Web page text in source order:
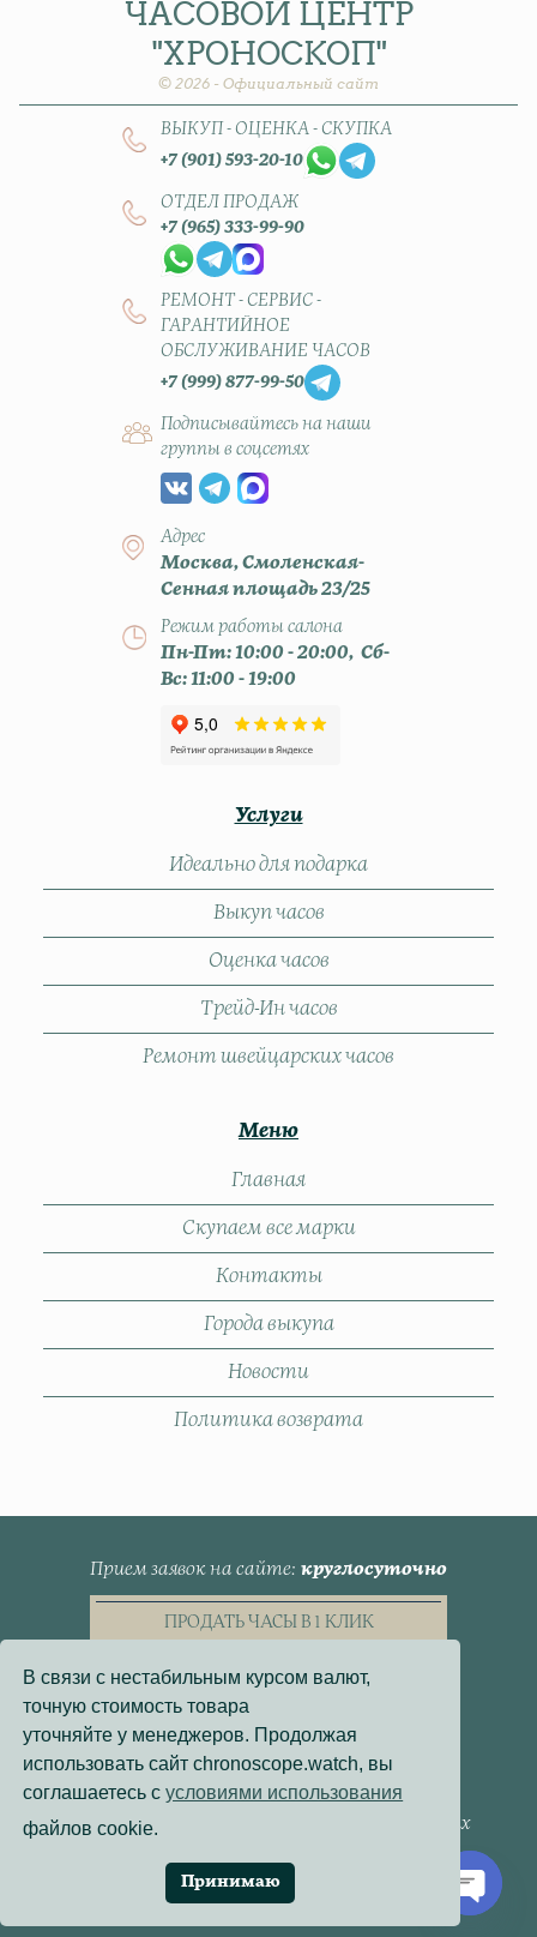
ЧАСОВОЙ ЦЕНТР
"ХРОНОСКОП"
© 2026 - Официальный сайт
ВЫКУП - ОЦЕНКА - СКУПКА
+7 (901) 593-20-10
ОТДЕЛ ПРОДАЖ
+7 (965) 333-99-90
РЕМОНТ - СЕРВИС -
ГАРАНТИЙНОЕ
ОБСЛУЖИВАНИЕ ЧАСОВ
+7 (999) 877-99-50
Подписывайтесь на наши
группы в соцсетях
Адрес
Москва, Смоленская-
Сенная площадь 23/25
Режим работы салона
Пн-Пт: 10:00 - 20:00, Сб-
Вс: 11:00 - 19:00
Услуги
Идеально для подарка
Выкуп часов
Оценка часов
Трейд-Ин часов
Ремонт швейцарских часов
Меню
Главная
Скупаем все марки
Контакты
Города выкупа
Новости
Политика возврата
Прием заявок на сайте круглосуточно
ПРОДАТЬ ЧАСЫ В 1 КЛИК
Пользовательское Соглашение
Политика конфиденциальности
Согласие на обработку персональных данных
Политика использования файлов cookie
Разработка сайта:Онлайн-Проекты
В связи с нестабильным курсом валют,
точную стоимость товара
уточняйте у менеджеров. Продолжая
использовать сайт chronoscope.watch, вы
соглашаетесь сусловиями использования
файлов cookie.
Принимаю